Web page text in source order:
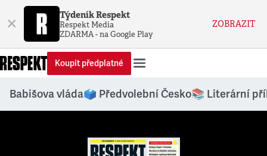
× Týdeník Respekt
Respekt Media
ZDARMA - na Google Play
ZOBRAZIT
Koupit předplatné
Babišova vláda🗳️ Předvolební Česko📚 Literární